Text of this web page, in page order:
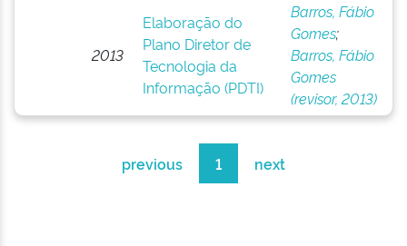
2013
Elaboração do
Plano Diretor de
Tecnologia da
Informação (PDTI)
Barros, Fábio
Gomes;
Barros, Fábio
Gomes
(revisor, 2013)
previous 1 next